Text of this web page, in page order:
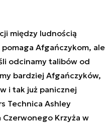
między ludnością
Afgańczykom, ale
odcinamy talibów od
bardziej Afgańczyków,
i tak już panicznej
Technica Ashley
Czerwonego Krzyża w